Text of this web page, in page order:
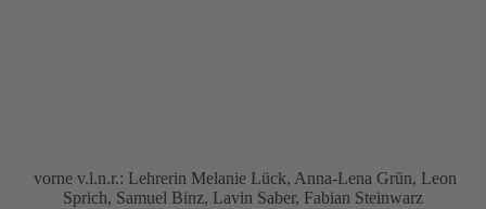
vorne v.l.n.r.: Lehrerin Melanie Lück, Anna-Lena Grün, Leon
Sprich, Samuel Binz, Lavin Saber, Fabian Steinwarz